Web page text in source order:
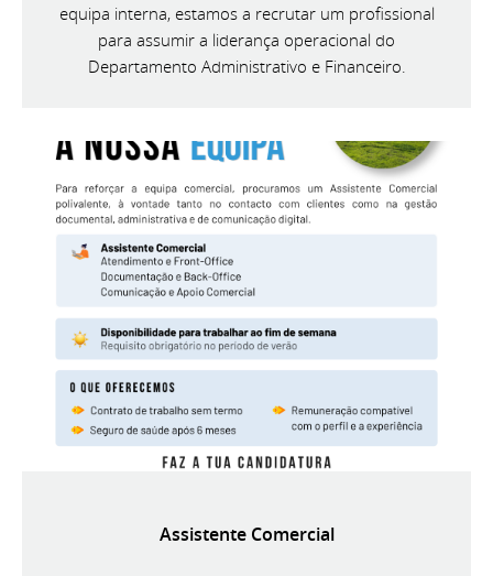
equipa interna, estamos a recrutar um profissional
para assumir a liderança operacional do
Departamento Administrativo e Financeiro.
Assistente Comercial